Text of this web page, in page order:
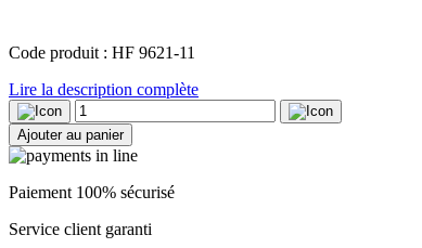
Code produit : HF 9621-11
Lire la description complète
quantité
de
Pincette
bipolaire
isolée
Ajouter au panier
Paiement 100% sécurisé
Service client garanti